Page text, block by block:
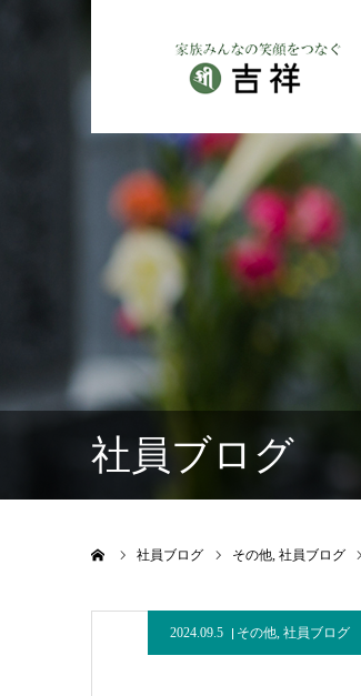
社員ブログ
社員ブログ その他 社員ブログ
2024.09.5 その他, 社員ブログ